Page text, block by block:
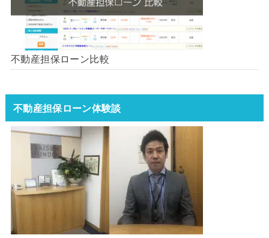
不動産担保ローン比較
不動産担保ローン体験談